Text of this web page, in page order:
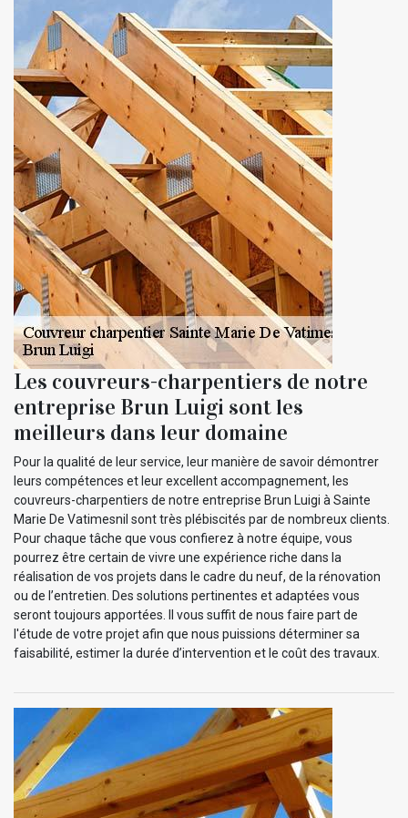
Les couvreurs-charpentiers de notre
entreprise Brun Luigi sont les
meilleurs dans leur domaine
Pour la qualité de leur service, leur manière de savoir démontrer
leurs compétences et leur excellent accompagnement, les
couvreurs-charpentiers de notre entreprise Brun Luigi à Sainte
Marie De Vatimesnil sont très plébiscités par de nombreux clients.
Pour chaque tâche que vous confierez à notre équipe, vous
pourrez être certain de vivre une expérience riche dans la
réalisation de vos projets dans le cadre du neuf, de la rénovation
ou de l’entretien. Des solutions pertinentes et adaptées vous
seront toujours apportées. Il vous suffit de nous faire part de
l'étude de votre projet afin que nous puissions déterminer sa
faisabilité, estimer la durée d’intervention et le coût des travaux.